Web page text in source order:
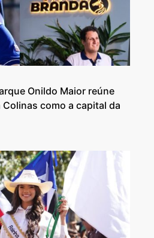
Onildo Maior reúne
como a capital da